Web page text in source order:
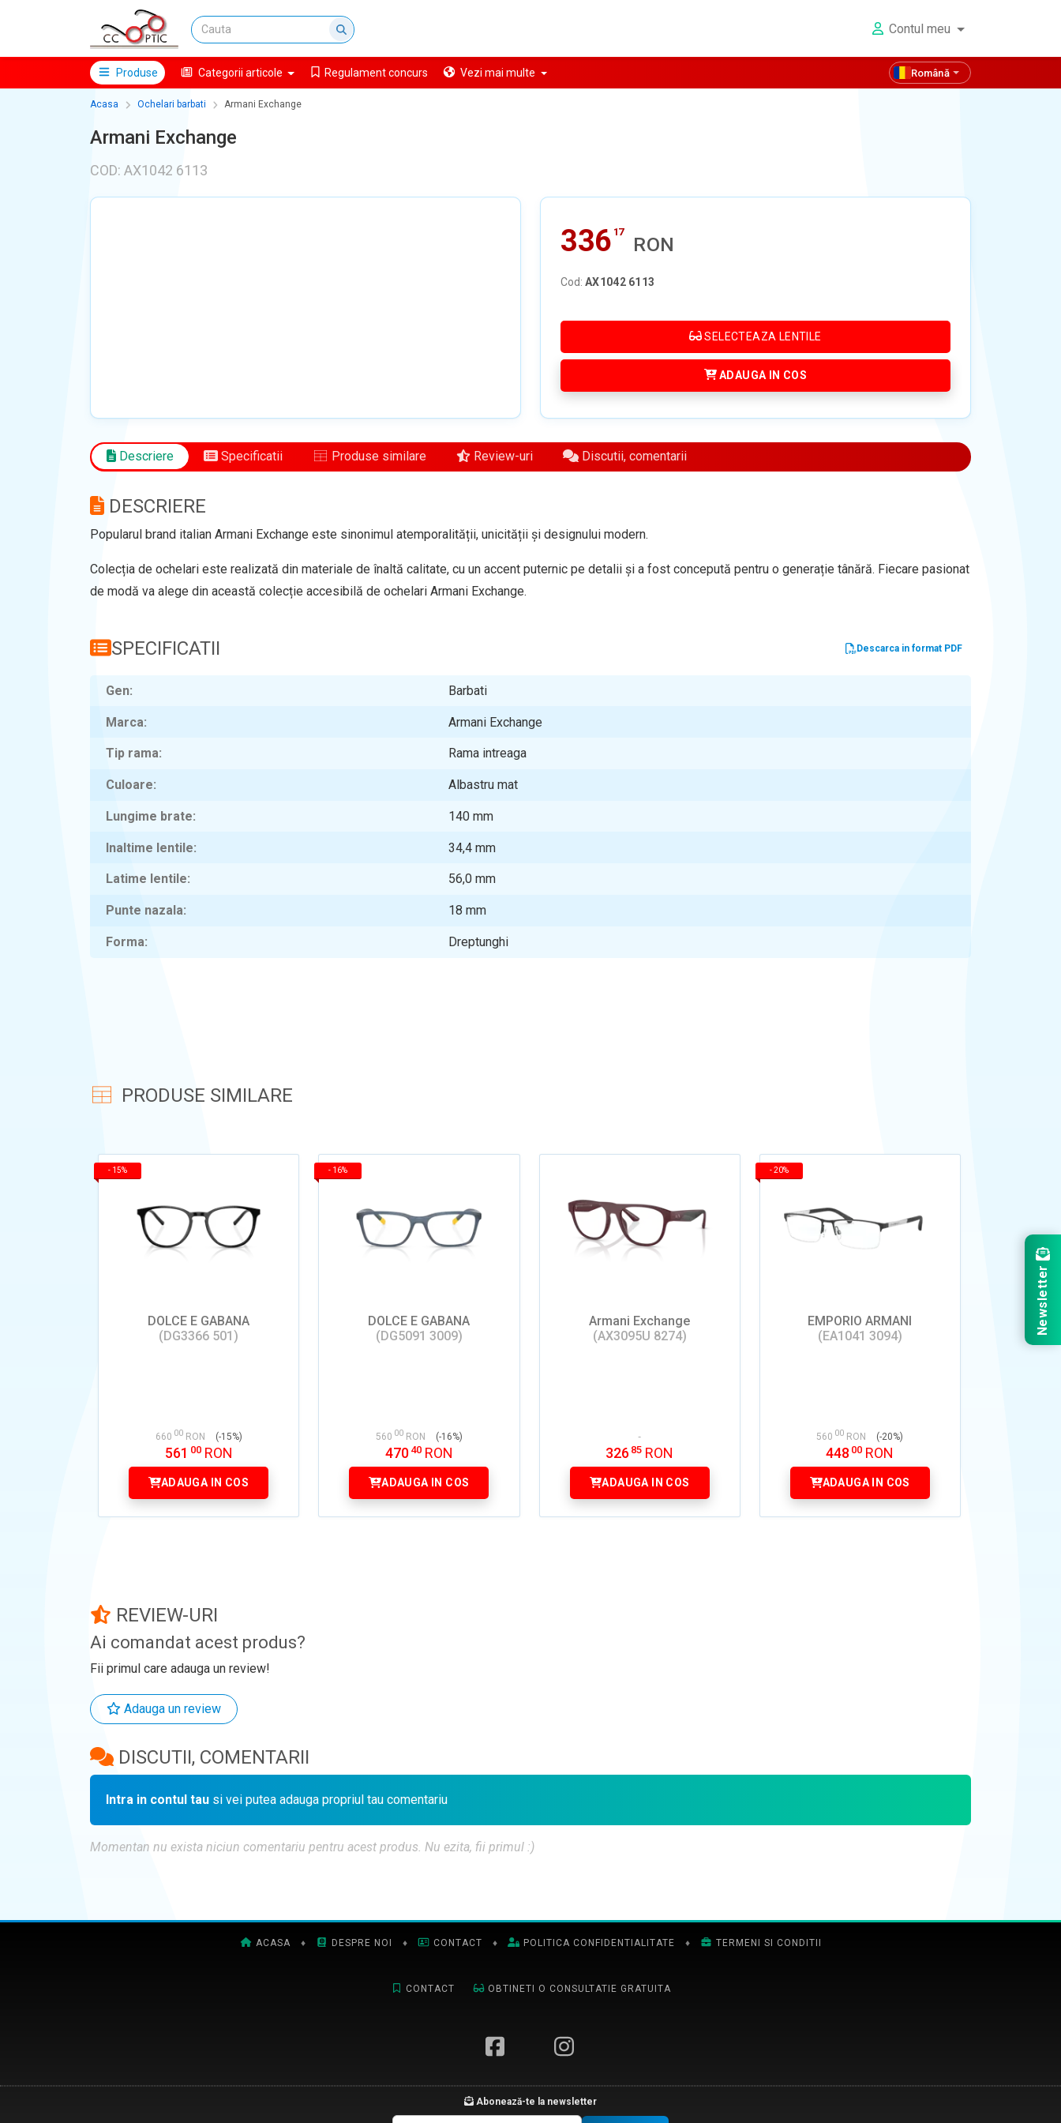
Contul meu
Produse Categorii articole Regulament concurs Vezi mai multe Română
Acasa Ochelari barbati Armani Exchange
Armani Exchange
COD: AX1042 6113
336 17
RON
Cod: AX1042 6113
SELECTEAZA LENTILE
ADAUGA IN COS
Descriere Specificatii Produse similare Review-uri Discutii, comentarii
DESCRIERE
Popularul brand italian Armani Exchange este sinonimul atemporalității, unicității și designului modern.
Colecția de ochelari este realizată din materiale de înaltă calitate, cu un accent puternic pe detalii și a fost concepută pentru o generație tânără. Fiecare pasionat
de modă va alege din această colecție accesibilă de ochelari Armani Exchange.
SPECIFICATII Descarca in format PDF
Gen Barbati
Marca Armani Exchange
Tip rama Rama intreaga
Culoare Albastru mat
Lungime brate 140mm
Inaltime lentile 34,4mm
Latime lentile 56,0mm
Punte nazala 18mm
Forma Dreptunghi
PRODUSE SIMILARE
- 15%
DOLCE E GABANA
(DG3366 501)
660 00 RON (-15%)
561 00 RON
ADAUGA IN COS
- 16%
DOLCE E GABANA
(DG5091 3009)
560 00 RON (-16%)
470 40 RON
ADAUGA IN COS
Armani Exchange
(AX3095U 8274)
326 85 RON
ADAUGA IN COS
- 20%
EMPORIO ARMANI
(EA1041 3094)
560 00 RON (-20%)
448 00 RON
ADAUGA IN COS
REVIEW-URI
Ai comandat acest produs?
Fii primul care adauga un review!
Adauga un review
DISCUTII, COMENTARII
Intra in contul tau si vei putea adauga propriul tau comentariu
Momentan nu exista niciun comentariu pentru acest produs. Nu ezita, fii primul :)
ACASA ♦ DESPRE NOI ♦ CONTACT ♦ POLITICA CONFIDENTIALITATE ♦ TERMENI SI CONDITII
CONTACT OBTINETI O CONSULTATIE GRATUITA
Abonează-te la newsletter
Newsletter